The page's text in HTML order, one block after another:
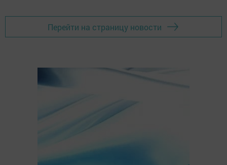
Перейти на страницу новости